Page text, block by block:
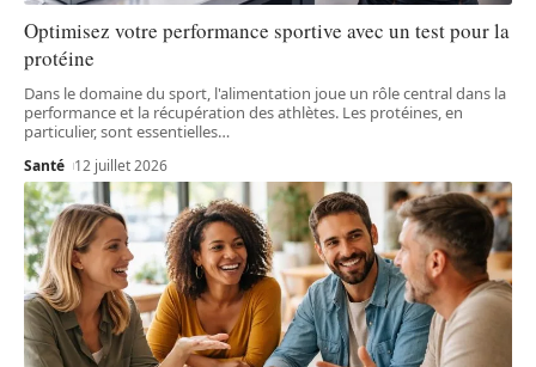
Optimisez votre performance sportive avec un test pour la
protéine
Dans le domaine du sport, l'alimentation joue un rôle central dans la
performance et la récupération des athlètes. Les protéines, en
particulier, sont essentielles…
Santé 12 juillet 2026